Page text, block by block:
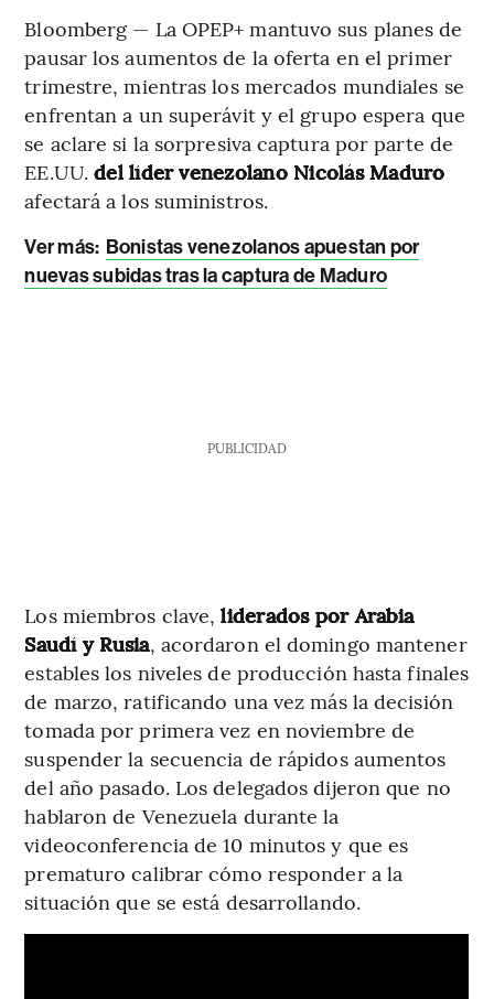
Bloomberg — La OPEP+ mantuvo sus planes de
pausar los aumentos de la oferta en el primer
trimestre, mientras los mercados mundiales se
enfrentan a un superávit y el grupo espera que
se aclare si la sorpresiva captura por parte de
EE.UU.del líder venezolano Nicolás Maduro
afectará a los suministros.
Ver más: Bonistas venezolanos apuestan por
nuevas subidas tras la captura de Maduro
PUBLICIDAD
Los miembros clave,liderados por Arabia
Saudí y Rusia, acordaron el domingo mantener
estables los niveles de producción hasta finales
de marzo, ratificando una vez más la decisión
tomada por primera vez en noviembre de
suspender la secuencia de rápidos aumentos
del año pasado. Los delegados dijeron que no
hablaron de Venezuela durante la
videoconferencia de 10 minutos y que es
prematuro calibrar cómo responder a la
situación que se está desarrollando.